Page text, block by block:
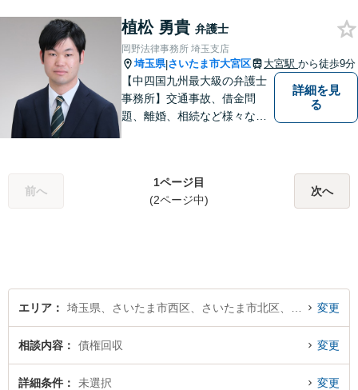
植松 勇貴 弁護士
岡野法律事務所 埼玉支店
埼玉県|さいたま市大宮区 大宮駅 から徒歩9分
【中四国九州最大級の弁護士
事務所】交通事故、借金問
題、離婚、相続など様々な問
詳細を見
る
前へ
1ページ目
(2ページ中)
次へ
エリア 変更
相談内容 債権回収 変更
詳細条件 未選択 変更